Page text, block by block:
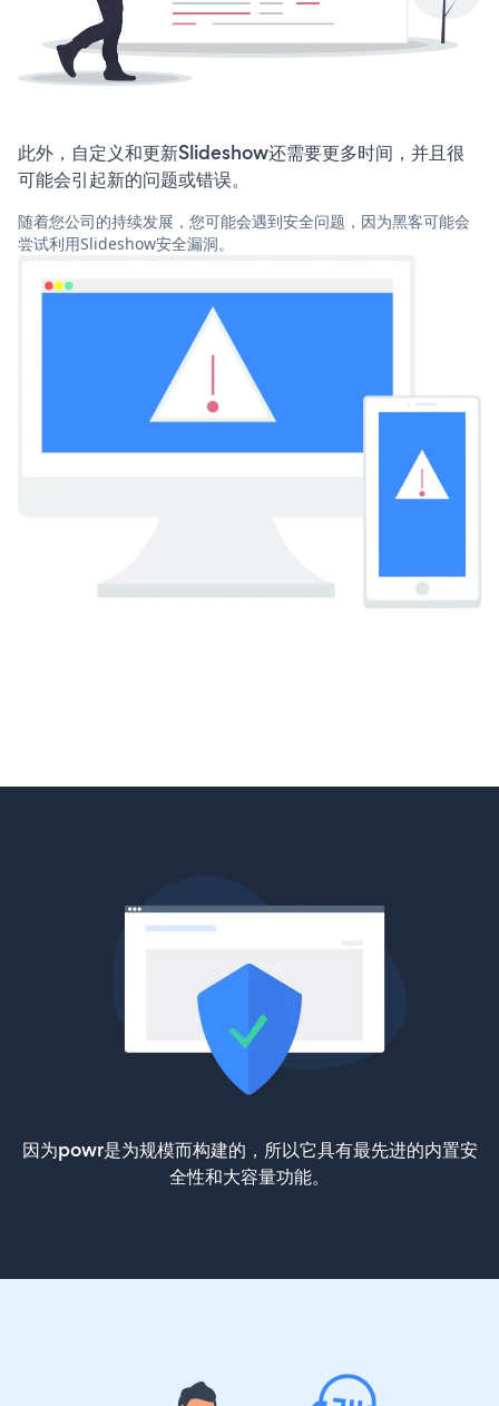
此外，自定义和更新Slideshow还需要更多时间，并且很
可能会引起新的问题或错误。
随着您公司的持续发展，您可能会遇到安全问题，因为黑客可能会
尝试利用Slideshow安全漏洞。
因为powr是为规模而构建的，所以它具有最先进的内置安
全性和大容量功能。